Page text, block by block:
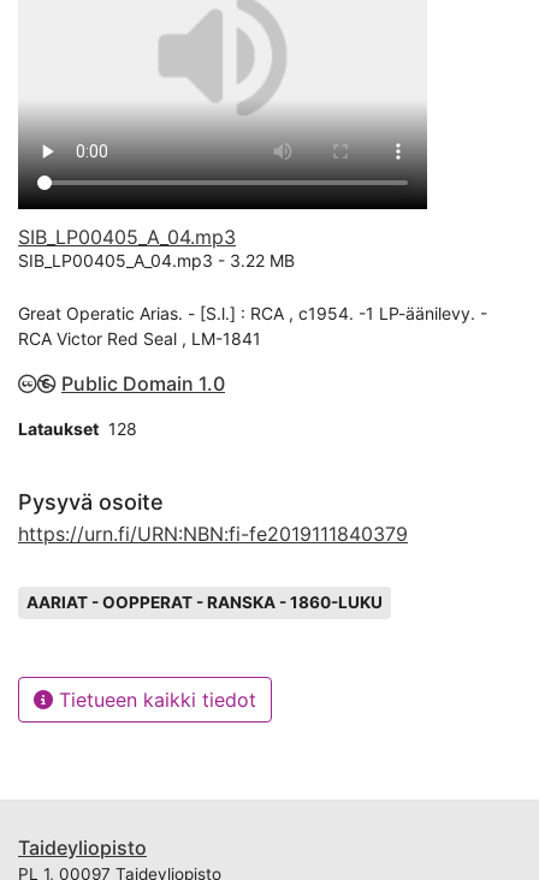
SIB_LP00405_A_04.mp3
SIB_LP00405_A_04.mp3 - 3.22 MB
Great Operatic Arias. - [S.l.] : RCA , c1954. -1 LP-äänilevy. -
RCA Victor Red Seal , LM-1841
Public Domain 1.0
Lataukset 128
Pysyvä osoite
https://urn.fi/URN:NBN:fi-fe2019111840379
AARIAT - OOPPERAT - RANSKA - 1860-LUKU
Tietueen kaikki tiedot
Taideyliopisto
PL 1, 00097 Taideyliopisto